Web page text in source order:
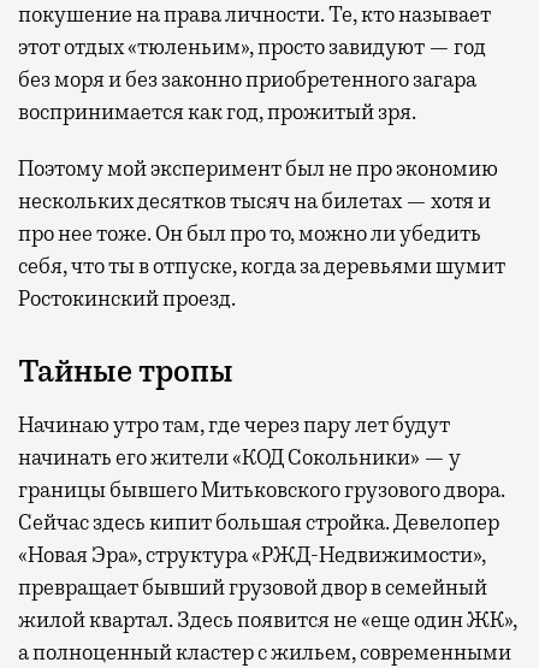
покушение на права личности. Те, кто называет
этот отдых «тюленьим», просто завидуют — год
без моря и без законно приобретенного загара
воспринимается как год, прожитый зря.
Поэтому мой эксперимент был не про экономию
нескольких десятков тысяч на билетах — хотя и
про нее тоже. Он был про то, можно ли убедить
себя, что ты в отпуске, когда за деревьями шумит
Ростокинский проезд.
Тайные тропы
Начинаю утро там, где через пару лет будут
начинать его жители «КОД Сокольники» — у
границы бывшего Митьковского грузового двора.
Сейчас здесь кипит большая стройка. Девелопер
«Новая Эра», структура «РЖД-Недвижимости»,
превращает бывший грузовой двор в семейный
жилой квартал. Здесь появится не «еще один ЖК»,
а полноценный кластер с жильем, современными